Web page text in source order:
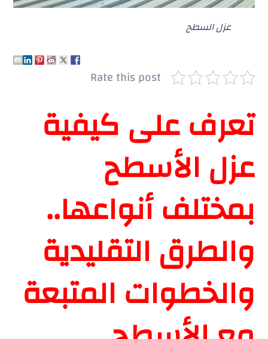
عزل السطح
Rate this post
تعرف على كيفية
عزل الأسطح
بمختلف أنواعها..
والطرق التقليدية
والخطوات المتبعة